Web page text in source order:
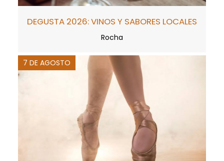
DEGUSTA 2026: VINOS Y SABORES LOCALES
Rocha
7 DE AGOSTO